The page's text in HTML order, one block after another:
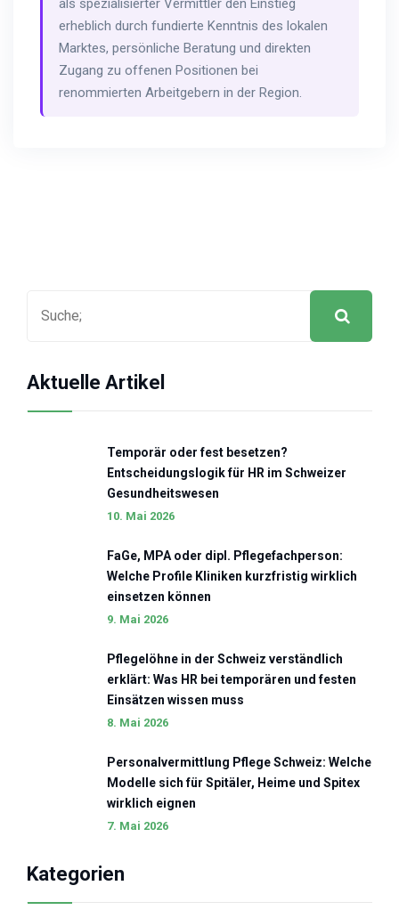
erheblich durch fundierte Kenntnis des lokalen
Marktes, persönliche Beratung und direkten
Zugang zu offenen Positionen bei
renommierten Arbeitgebern in der Region.
Aktuelle Artikel
Temporär oder fest besetzen?
Entscheidungslogik für HR im Schweizer
Gesundheitswesen
10. Mai 2026
FaGe, MPA oder dipl. Pflegefachperson:
Welche Profile Kliniken kurzfristig wirklich
einsetzen können
9. Mai 2026
Pflegelöhne in der Schweiz verständlich
erklärt: Was HR bei temporären und festen
Einsätzen wissen muss
8. Mai 2026
Personalvermittlung Pflege Schweiz: Welche
Modelle sich für Spitäler, Heime und Spitex
wirklich eignen
7. Mai 2026
Kategorien